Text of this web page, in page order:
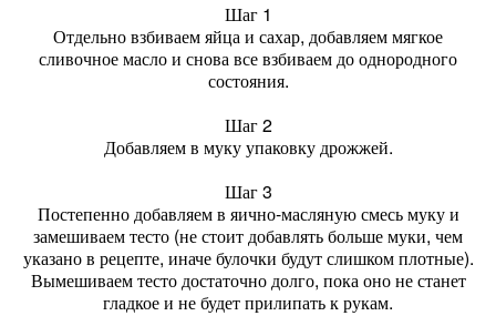
Шаг 1
Отдельно взбиваем яйца и сахар, добавляем мягкое
сливочное масло и снова все взбиваем до однородного
состояния.
Шаг 2
Добавляем в муку упаковку дрожжей.
Шаг 3
Постепенно добавляем в яично-масляную смесь муку и
замешиваем тесто (не стоит добавлять больше муки, чем
указано в рецепте, иначе булочки будут слишком плотные).
Вымешиваем тесто достаточно долго, пока оно не станет
гладкое и не будет прилипать к рукам.